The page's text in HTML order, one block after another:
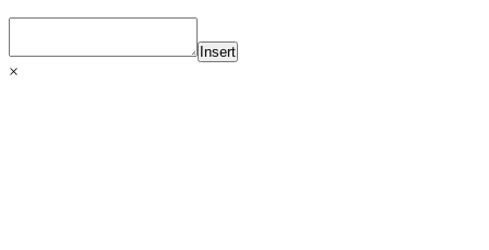
Insert
×